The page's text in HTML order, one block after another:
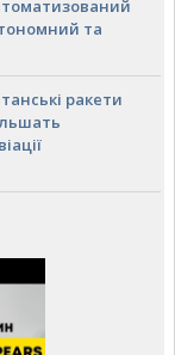
та
ракети